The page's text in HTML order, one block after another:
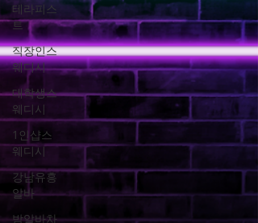
테라피스
트
직장인스
웨디시
대학생스
웨디시
1인샵스
웨디시
강남유흥
알바
밤알바차